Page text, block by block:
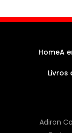
HomeA
Livros
Adiron